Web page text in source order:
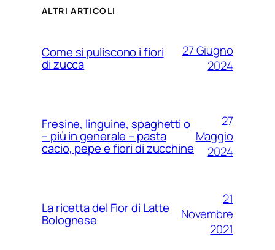
ALTRI ARTICOLI
Come si puliscono i fiori
di zucca
27 Giugno
2024
Fresine, linguine, spaghetti o
– più in generale – pasta
cacio, pepe e fiori di zucchine
27
Maggio
2024
La ricetta del Fior di Latte
Bolognese
21
Novembre
2021